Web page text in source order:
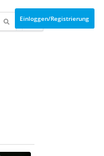
Einloggen/Registrierung